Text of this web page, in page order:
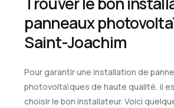
panneaux
Saint-Joachim
Pour garantir une installation de
photovoltaïques de haute qualité, il
choisir le bon installateur. Voici